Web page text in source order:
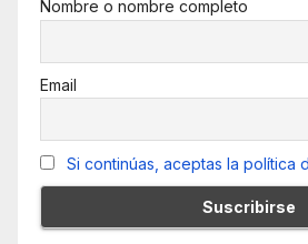
Nombre o nombre completo
Email
Si continúas, aceptas la política